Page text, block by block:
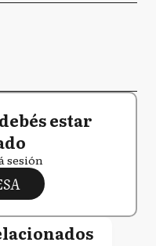
estar
sesión